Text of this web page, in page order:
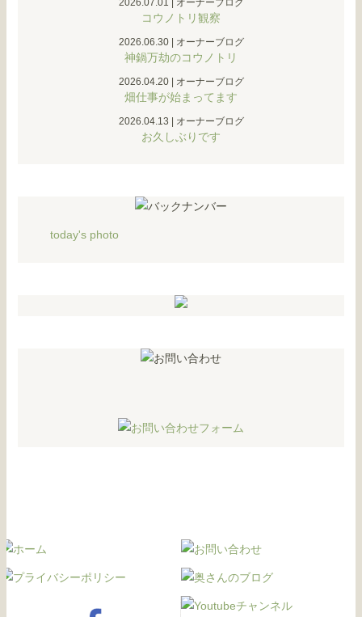
2026.07.01 オーナーブログ
コウノトリ観察
2026.06.30| オーナーブログ
神鍋万劫のコウノトリ
2026.04.20| オーナーブログ
畑仕事が始まってます
2026.04.13 オーナーブログ
お久しぶりです
today's photo